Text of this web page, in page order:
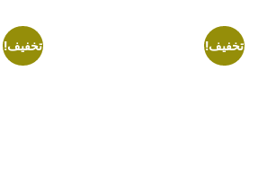
تخفیف! تخفیف!